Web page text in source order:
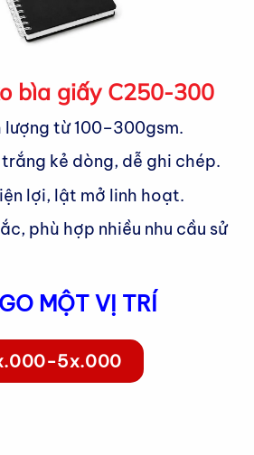
bìa giấy C250-300
lượng từ 100–300gsm.
kẻ dòng, dễ ghi chép.
lợi, lật mở linh hoạt.
phù hợp nhiều nhu cầu sử
MỘT VỊ TRÍ
5x.000